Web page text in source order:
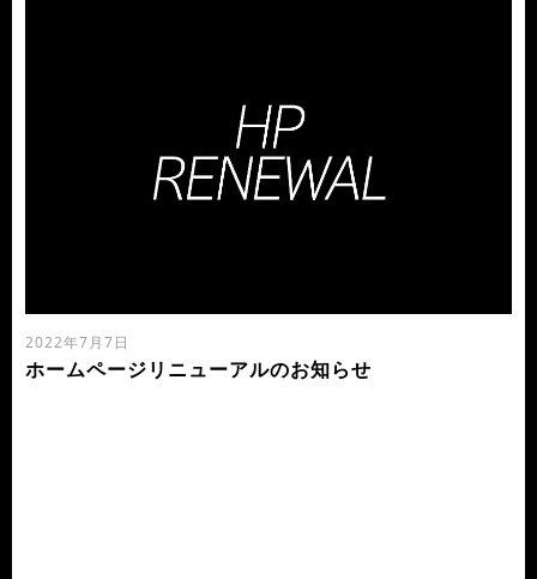
2022年7月7日
ホームページリニューアルのお知らせ